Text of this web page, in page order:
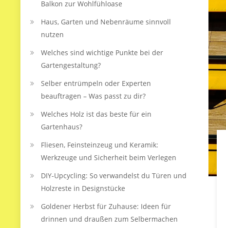
Balkon zur Wohlfühloase
Haus, Garten und Nebenräume sinnvoll
nutzen
Welches sind wichtige Punkte bei der
Gartengestaltung?
Selber entrümpeln oder Experten
beauftragen – Was passt zu dir?
Welches Holz ist das beste für ein
Gartenhaus?
Fliesen, Feinsteinzeug und Keramik:
Werkzeuge und Sicherheit beim Verlegen
DIY-Upcycling: So verwandelst du Türen und
Holzreste in Designstücke
Goldener Herbst für Zuhause: Ideen für
drinnen und draußen zum Selbermachen